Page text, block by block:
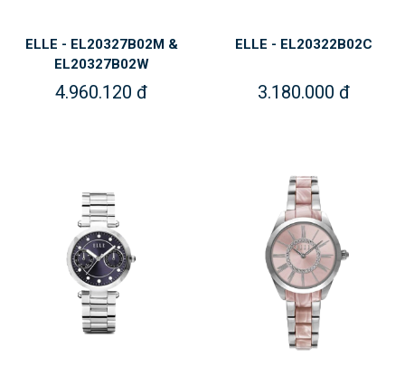
ELLE - EL20327B02M &
EL20327B02W
4.960.120 đ
ELLE - EL20322B02C
3.180.000 đ